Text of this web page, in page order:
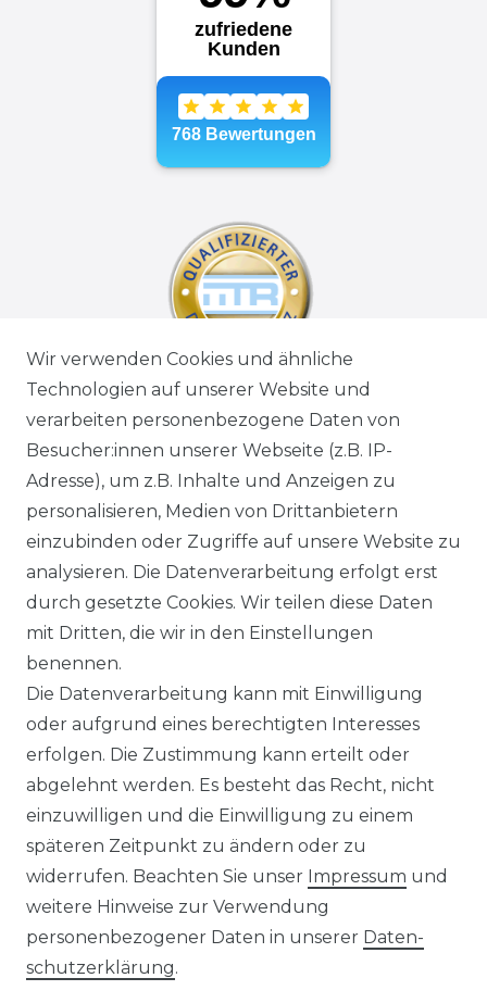
Wir verwenden Cookies und ähnliche
Technologien auf unserer Website und
verarbeiten personenbezogene Daten von
Besucher:innen unserer Webseite (z.B. IP-
Adresse), um z.B. Inhalte und Anzeigen zu
personalisieren, Medien von Drittanbietern
einzubinden oder Zugriffe auf unsere Website zu
analysieren. Die Datenverarbeitung erfolgt erst
durch gesetzte Cookies. Wir teilen diese Daten
mit Dritten, die wir in den Einstellungen
benennen.
Die Datenverarbeitung kann mit Einwilligung
oder aufgrund eines berechtigten Interesses
erfolgen. Die Zustimmung kann erteilt oder
abgelehnt werden. Es besteht das Recht, nicht
einzuwilligen und die Einwilligung zu einem
späteren Zeitpunkt zu ändern oder zu
widerrufen. Beachten Sie unser Impressum und
weitere Hinweise zur Verwendung
personenbezogener Daten in unserer Daten­
schutz­erklärung.